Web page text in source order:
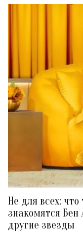
Не для всех:
знакомятся
другие звезды